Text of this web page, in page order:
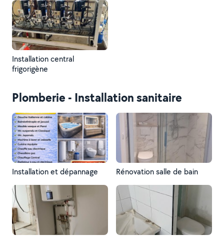
Installation central
frigorigène
Plomberie - Installation sanitaire
Installation et dépannage Rénovation salle de bain